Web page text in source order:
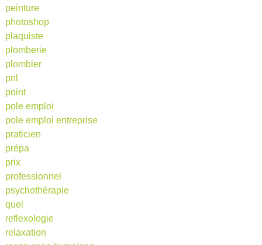
peinture
photoshop
plaquiste
plomberie
plombier
pnl
point
pole emploi
pole emploi entreprise
praticien
prépa
prix
professionnel
psychothérapie
quel
reflexologie
relaxation